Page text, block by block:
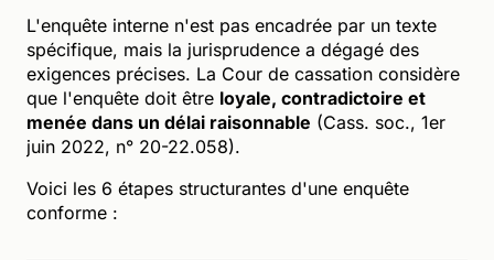
L'enquête interne n'est pas encadrée par un texte
spécifique, mais la jurisprudence a dégagé des
exigences précises. La Cour de cassation considère
que l'enquête doit être loyale, contradictoire et
menée dans un délai raisonnable (Cass. soc., 1er
juin 2022, n° 20-22.058).
Voici les 6 étapes structurantes d'une enquête
conforme :